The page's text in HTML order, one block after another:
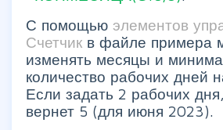
С помощью элементов
Счетчик в файле примера
изменять месяцы и
количество рабочих дней
Если задать 2 рабочих
вернет 5 (для июня 2023).